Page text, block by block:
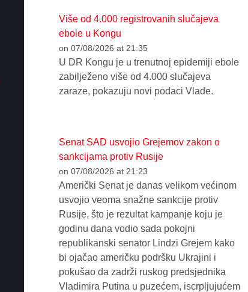
Više od 4.000 registrovanih slučajeva
ebole u Kongu
on 07/08/2026 at 21:35
U DR Kongu je u trenutnoj epidemiji ebole
zabilježeno više od 4.000 slučajeva
zaraze, pokazuju novi podaci Vlade.
Senat SAD usvojio Grejemov zakon o
sankcijama protiv Rusije
on 07/08/2026 at 21:23
Američki Senat je danas velikom većinom
usvojio veoma snažne sankcije protiv
Rusije, što je rezultat kampanje koju je
godinu dana vodio sada pokojni
republikanski senator Lindzi Grejem kako
bi ojačao američku podršku Ukrajini i
pokušao da zadrži ruskog predsjednika
Vladimira Putina u puzećem, iscrpljujućem